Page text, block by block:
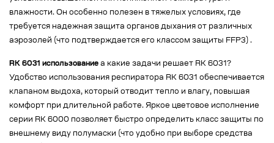
влажности. Он особенно полезен в тяжелых условиях, где
требуется надежная защита органов дыхания от различных
аэрозолей (что подтверждается его классом защиты FFP3) .
RK 6031 использование а какие задачи решает RK 6031?
Удобство использования респиратора RK 6031 обеспечивается
клапаном выдоха, который отводит тепло и влагу, повышая
комфорт при длительной работе. Яркое цветовое исполнение
серии RK 6000 позволяет быстро определить класс защиты по
внешнему виду полумаски (что удобно при выборе средства